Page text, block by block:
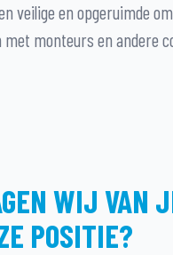
veilige en opgeruimde
monteurs en andere
WIJ VAN
POSITIE?